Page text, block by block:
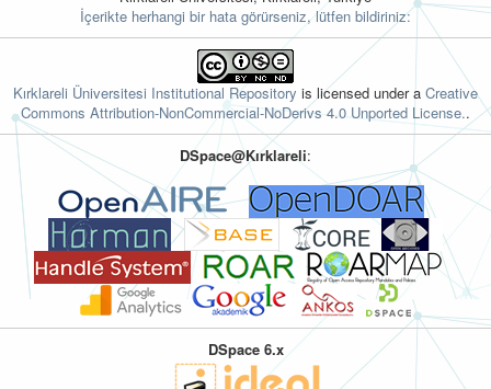
İçerikte herhangi bir hata görürseniz, lütfen bildiriniz:
Kırklareli Üniversitesi Institutional Repository is licensed under a Creative
Commons Attribution-NonCommercial-NoDerivs 4.0 Unported License..
DSpace@Kırklareli:
DSpace 6.x